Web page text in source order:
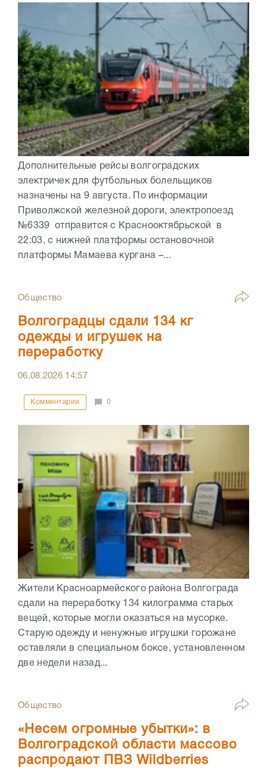
Дополнительные рейсы волгоградских
электричек для футбольных болельщиков
назначены на 9 августа. По информации
Приволжской железной дороги, электропоезд
№6339 отправится с Краснооктябрьской в
22:03, с нижней платформы остановочной
платформы Мамаева кургана –...
Общество
Волгоградцы сдали 134 кг
одежды и игрушек на
переработку
06.08.2026 14:57
Комментарии 0
Жители Красноармейского района Волгограда
сдали на переработку 134 килограмма старых
вещей, которые могли оказаться на мусорке.
Старую одежду и ненужные игрушки горожане
оставляли в специальном боксе, установленном
две недели назад...
Общество
«Несем огромные убытки»: в
Волгоградской области массово
распродают ПВЗ Wildberries